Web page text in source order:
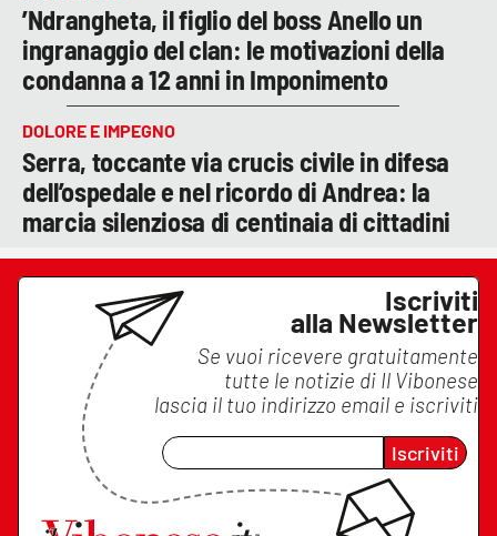
’Ndrangheta, il figlio del boss Anello un
ingranaggio del clan: le motivazioni della
condanna a 12 anni in Imponimento
DOLORE E IMPEGNO
Serra, toccante via crucis civile in difesa
dell’ospedale e nel ricordo di Andrea: la
marcia silenziosa di centinaia di cittadini
Iscriviti
alla Newsletter
Se vuoi ricevere gratuitamente
tutte le notizie di Il Vibonese
lascia il tuo indirizzo email e iscriviti
Iscriviti